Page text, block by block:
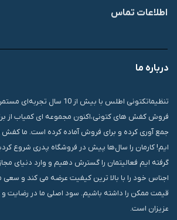
اطلاعات تماس
درباره ما
تنظیماتکتونی اطلس با بیش از 10
فروش کفش های کتونی،اکنون مجموعه ای کمیاب از
جمع آوری کرده و برای فروش آماده کرده است. ما کفش
ایم! کارمان را سال‌ها پیش در فروشگاه پدری شروع
گرفته ایم فعالیتمان را گسترش دهیم و وارد دنیای
اجناس خود را با بالا ترین کیفیت عرضه می کند و سعی
قیمت ممکن را داشته باشیم. سود اصلی ما در رضایت و
عزیزان است.